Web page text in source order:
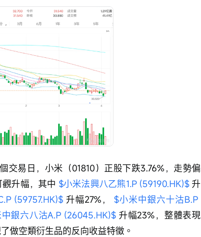
交易日，小米（01810）正股下跌3.76%，走勢偏
升幅，其中 $小米法興八乙熊1.P (59190.HK)$ 升
(59757.HK)$ 升幅27%， $小米中銀六十沽B.P
銀六八沽A.P (26045.HK)$ 升幅23%，整體表現
做空類衍生品的反向收益特徵。